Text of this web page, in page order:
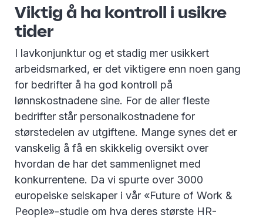
Viktig å ha kontroll i usikre
tider
I lavkonjunktur og et stadig mer usikkert
arbeidsmarked, er det viktigere enn noen gang
for bedrifter å ha god kontroll på
lønnskostnadene sine. For de aller fleste
bedrifter står personalkostnadene for
størstedelen av utgiftene. Mange synes det er
vanskelig å få en skikkelig oversikt over
hvordan de har det sammenlignet med
konkurrentene. Da vi spurte over 3000
europeiske selskaper i vår «Future of Work &
People»-studie om hva deres største HR-